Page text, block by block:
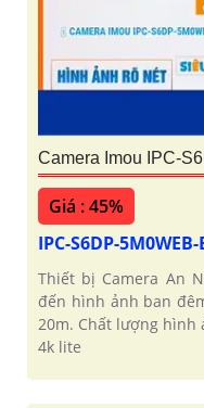
Camera Imou IPC-
Giá : 45%
IPC-S6DP-5M0WEB-
Thiết bị Camera An
đến hình ảnh ban
20m. Chất lượng hình
4k lite